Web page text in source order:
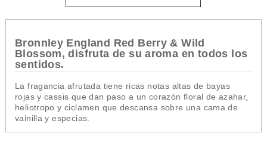
Bronnley England Red Berry & Wild
Blossom, disfruta de su aroma en todos los
sentidos.
La fragancia afrutada tiene ricas notas altas de bayas
rojas y cassis que dan paso a un corazón floral de azahar,
heliotropo y ciclamen que descansa sobre una cama de
vainilla y especias.